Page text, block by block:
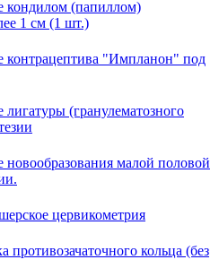
кондилом (папиллом)
1 см (1 шт.)
контрацептива "Импланон" под
(гранулематозного
малой половой
цервикометрия
противозачаточного кольца (без